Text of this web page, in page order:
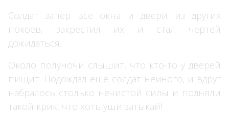
Солдат запер все окна и двери из других
покоев, закрестил их и стал чертей
дожидаться.
Около полуночи слышит, что кто-то у дверей
пищит. Подождал еще солдат немного, и вдруг
набралось столько нечистой силы и подняли
такой крик, что хоть уши затыкай!